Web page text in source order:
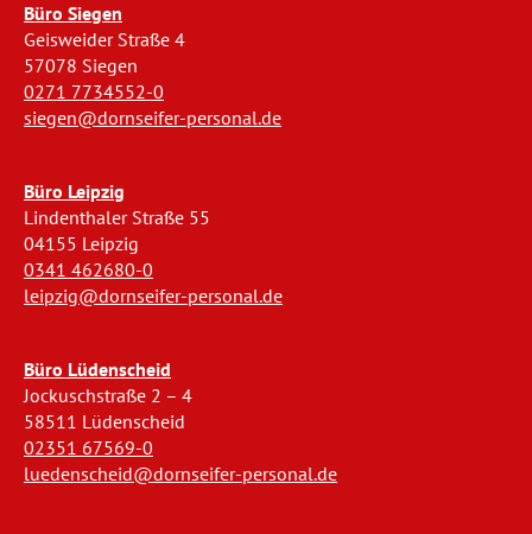
Büro Siegen
Geisweider Straße 4
57078 Siegen
0271 7734552-0
siegen@dornseifer-personal.de
Büro Leipzig
Lindenthaler Straße 55
04155 Leipzig
0341 462680-0
leipzig@dornseifer-personal.de
Büro Lüdenscheid
Jockuschstraße 2 – 4
58511 Lüdenscheid
02351 67569-0
luedenscheid@dornseifer-personal.de